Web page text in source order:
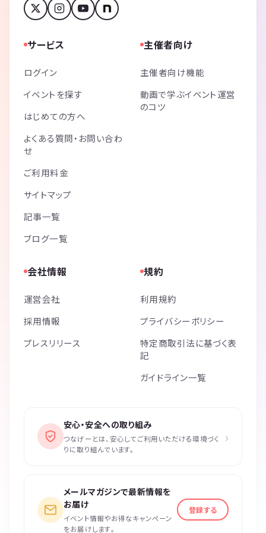
サービス
ログイン
イベントを探す
はじめての方へ
よくある質問・お問い合わ
せ
ご利用料金
サイトマップ
記事一覧
ブログ一覧
主催者向け
主催者向け機能
動画で学ぶイベント運営
のコツ
会社情報
運営会社
採用情報
プレスリリース
規約
利用規約
プライバシーポリシー
特定商取引法に基づく表
記
ガイドライン一覧
安心・安全への取り組み
つなげーとは、安心してご利用いただける環境づく
りに取り組んでいます。
›
メールマガジンで最新情報を
お届け
イベント情報やお得なキャンペーン
をお届けします。
登録する